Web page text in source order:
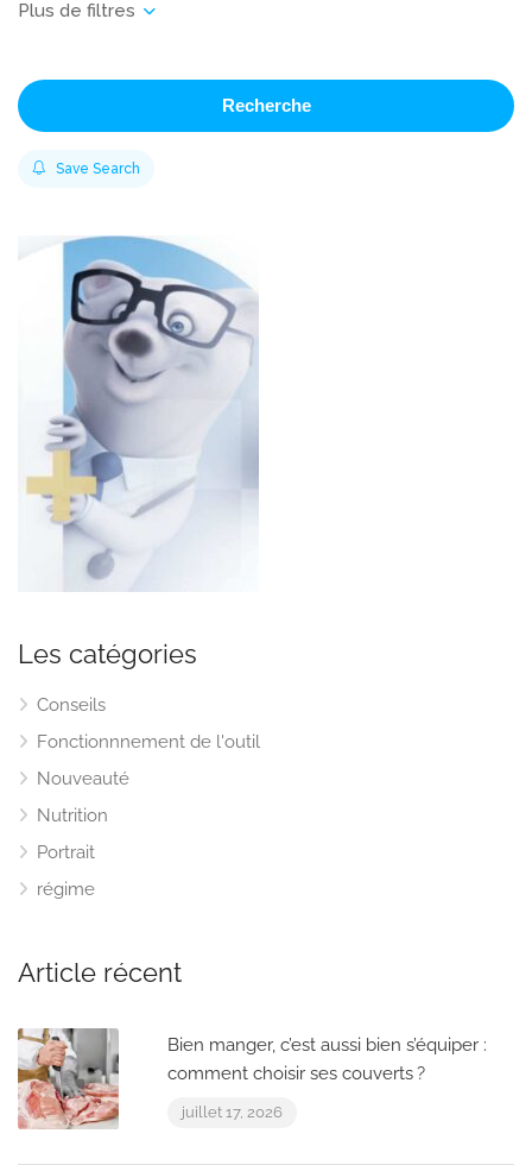
Recherche
Save Search
Les catégories
Conseils
Fonctionnnement de l'outil
Nouveauté
Nutrition
Portrait
régime
Article récent
Bien manger, c’est aussi bien s’équiper :
comment choisir ses couverts ?
juillet 17, 2026